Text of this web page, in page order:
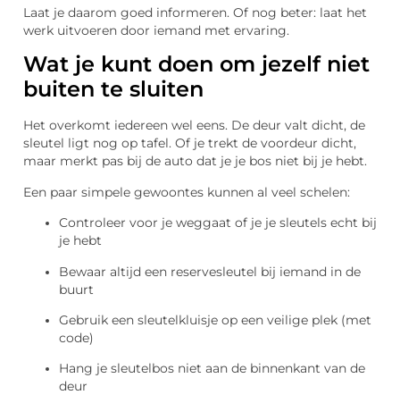
Laat je daarom goed informeren. Of nog beter: laat het
werk uitvoeren door iemand met ervaring.
Wat je kunt doen om jezelf niet
buiten te sluiten
Het overkomt iedereen wel eens. De deur valt dicht, de
sleutel ligt nog op tafel. Of je trekt de voordeur dicht,
maar merkt pas bij de auto dat je je bos niet bij je hebt.
Een paar simpele gewoontes kunnen al veel schelen:
Controleer voor je weggaat of je je sleutels echt bij
je hebt
Bewaar altijd een reservesleutel bij iemand in de
buurt
Gebruik een sleutelkluisje op een veilige plek (met
code)
Hang je sleutelbos niet aan de binnenkant van de
deur